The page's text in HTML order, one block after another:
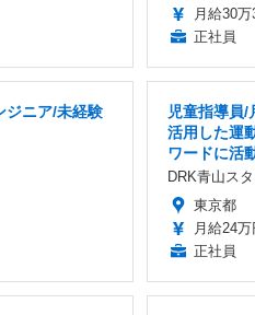
月給30
正社員
ジニア/未経験
児童指導員/
活用した運
ワードに活
DRK青山ス
東京都
月給24
正社員